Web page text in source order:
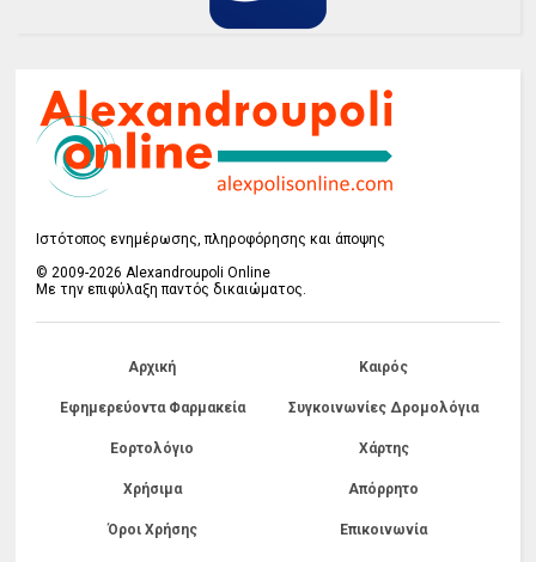
Ιστότοπος ενημέρωσης, πληροφόρησης και άποψης
© 2009-2026 Alexandroupoli Online
Με την επιφύλαξη παντός δικαιώματος.
Αρχική Καιρός
Εφημερεύοντα Φαρμακεία Συγκοινωνίες Δρομολόγια
Εορτολόγιο Χάρτης
Χρήσιμα Απόρρητο
Όροι Χρήσης Επικοινωνία